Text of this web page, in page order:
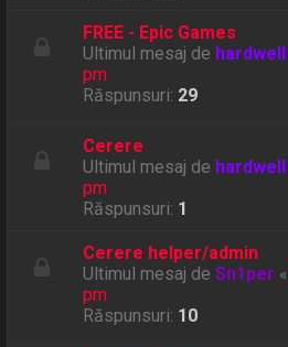
FREE - Epic Games
Ultimul mesaj de hardwell
pm
Răspunsuri: 29
Cerere
Ultimul mesaj de hardwell
pm
Răspunsuri: 1
Cerere helper/admin
Ultimul mesaj deSn1per «
pm
Răspunsuri: 10